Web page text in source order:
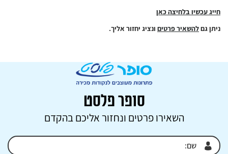
חייג עכשיו בלחיצה כאן
ניתן גםלהשאיר פרטים ונציג יחזור אליך.
סופר פלסט
השאירו פרטים ונחזור אליכם בהקדם